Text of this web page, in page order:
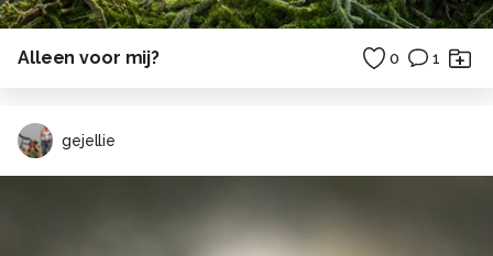
Alleen voor mij? 0 1
gejellie